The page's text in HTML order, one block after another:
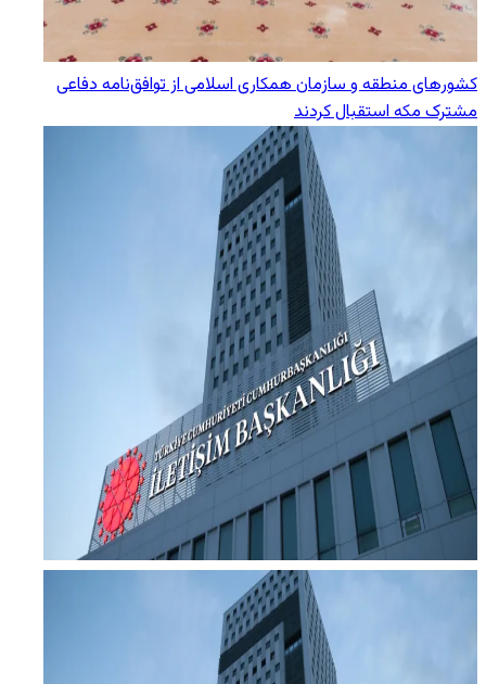
کشورهای منطقه و سازمان همکاری اسلامی از توافق‌نامه دفاعی
مشترک مکه استقبال کردند